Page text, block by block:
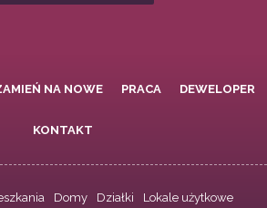
NA NOWE PRACA DEWELOPER
KONTAKT
Domy Działki Lokale użytkowe